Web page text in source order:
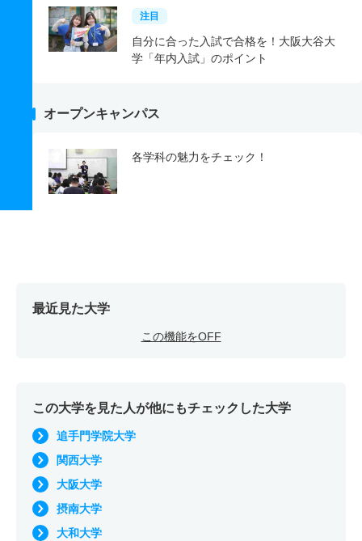
注目
自分に合った入試で合格を！大阪大谷大
学「年内入試」のポイント
オープンキャンパス
各学科の魅力をチェック！
最近見た大学
この機能をOFF
この大学を見た人が他にもチェックした大学
追手門学院大学
関西大学
大阪大学
摂南大学
大和大学